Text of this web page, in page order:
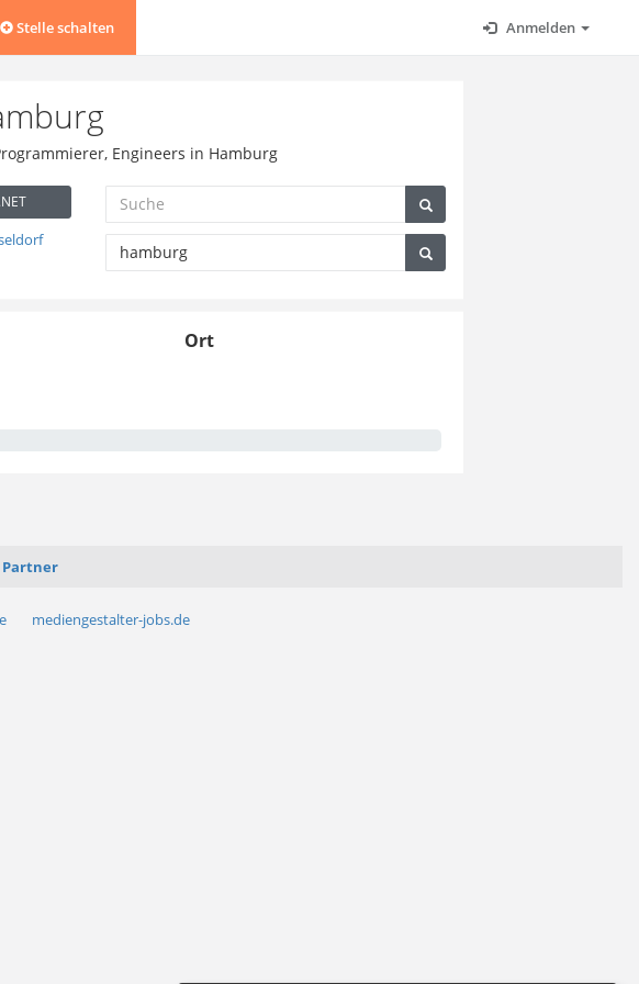
Stelle schalten Anmelden
Engineers in Hamburg
Ort
Partner
mediengestalter-jobs.de